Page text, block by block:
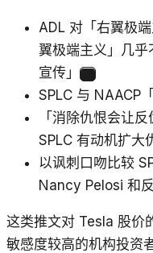
ADL 对「右翼极
翼极端主义」几乎
宣传」
SPLC 与 NAACP
「消除仇恨会让
SPLC 有动机扩大
以讽刺口吻比较
Nancy Pelosi 和
这类推文对 Tesla 股价
敏感度较高的机构投资